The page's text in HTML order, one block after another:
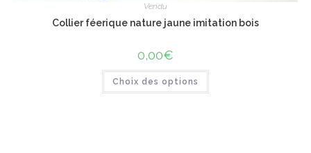
Vendu
Collier féerique nature jaune imitation bois
0,00€
Choix des options
a